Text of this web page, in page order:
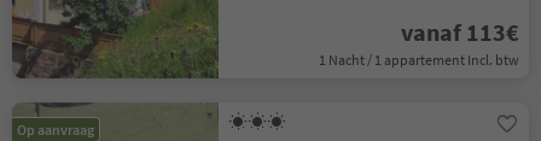
vanaf 113€
1 Nacht / 1 appartement Incl. btw
Op aanvraag